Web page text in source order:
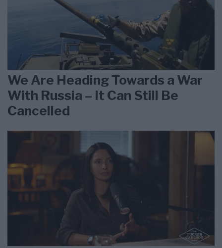
We Are Heading Towards a War
With Russia – It Can Still Be
Cancelled